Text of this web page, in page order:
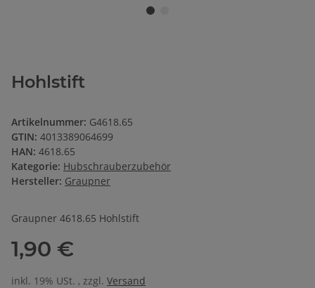
Hohlstift
Artikelnummer: G4618.65
GTIN: 4013389064699
HAN: 4618.65
Kategorie: Hubschrauberzubehör
Hersteller: Graupner
Graupner 4618.65 Hohlstift
1,90 €
inkl. 19% USt. , zzgl. Versand